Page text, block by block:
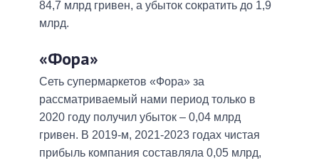
84,7 млрд гривен, а убыток сократить до 1,9
млрд.
«Фора»
Сеть супермаркетов «Фора» за
рассматриваемый нами период только в
2020 году получил убыток – 0,04 млрд
гривен. В 2019-м, 2021-2023 годах чистая
прибыль компания составляла 0,05 млрд,